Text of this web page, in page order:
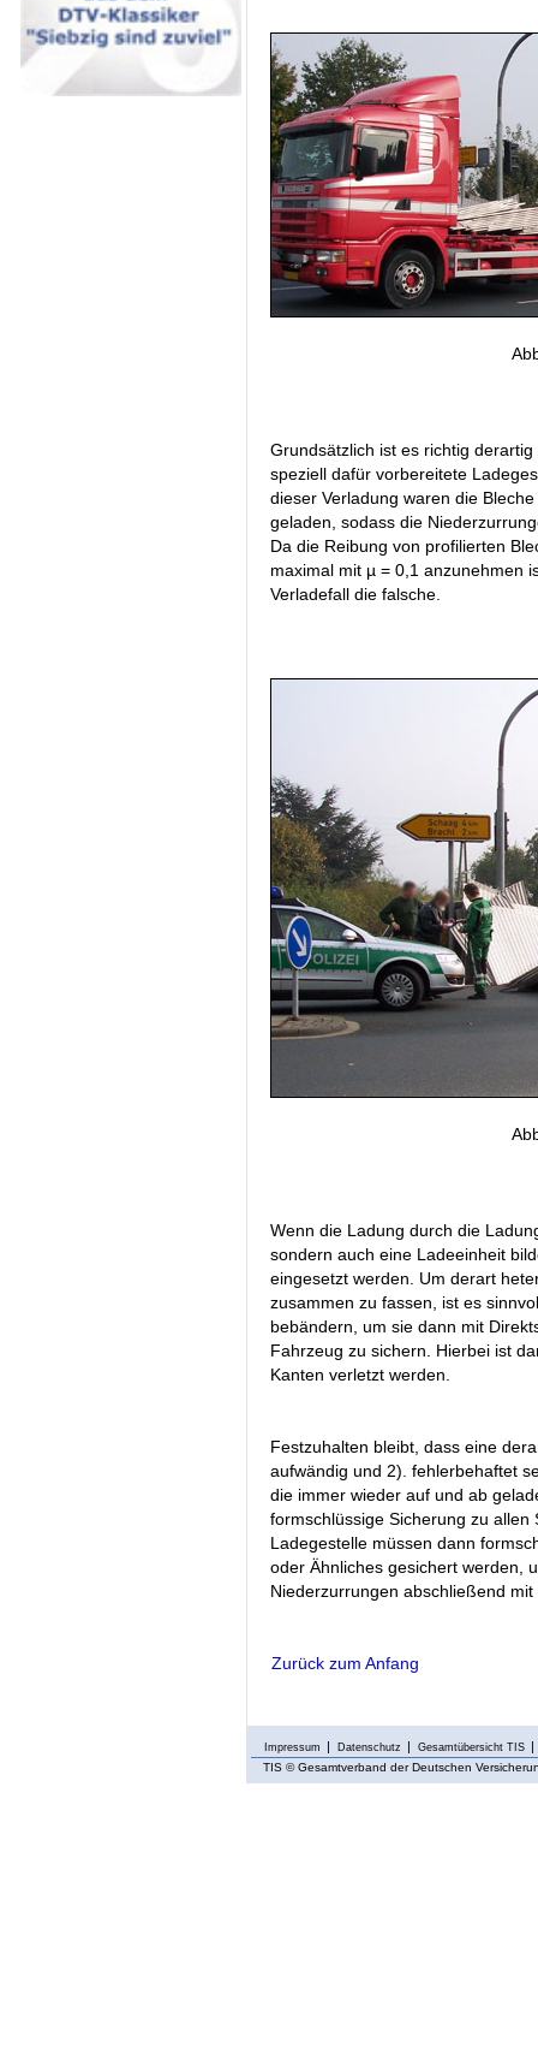
Grundsätzlich ist es richtig
speziell dafür vorbereitete
dieser Verladung waren die
geladen, sodass die
Da die Reibung von profilierten
maximal mit µ = 0,1 anzunehmen
Verladefall die falsche.
Wenn die Ladung durch die
sondern auch eine Ladeeinheit
eingesetzt werden. Um derart
zusammen zu fassen, ist es
bebändern, um sie dann mit
Fahrzeug zu sichern. Hierbei ist
Kanten verletzt werden.
Festzuhalten bleibt, dass eine
aufwändig und 2). fehlerbehaftet
die immer wieder auf und ab
formschlüssige Sicherung zu
Ladegestelle müssen dann
oder Ähnliches gesichert werden,
Niederzurrungen abschließend
Zurück zum Anfang
Impressum Datenschutz Gesamtübersicht TIS
TIS © Gesamtverband der Deutschen